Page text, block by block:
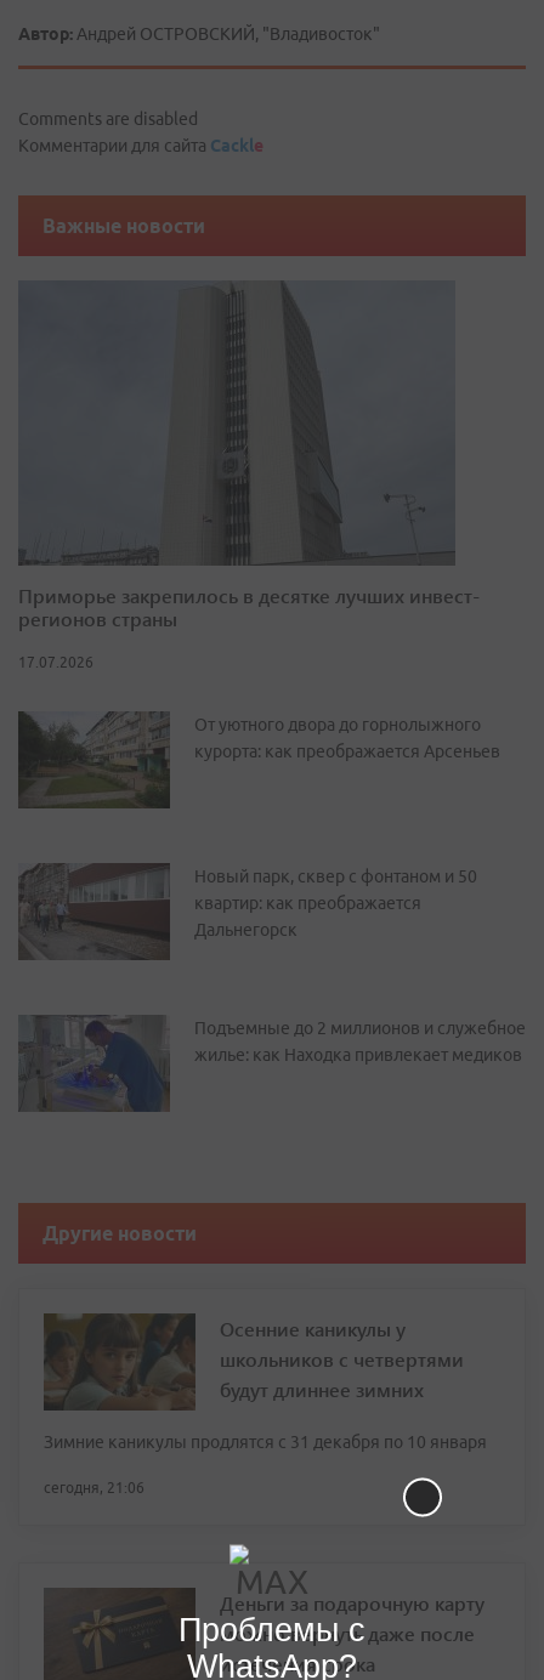
Автор: Андрей ОСТРОВСКИЙ, "Владивосток"
Comments are disabled
Комментарии для сайта Cackle
Важные новости
Приморье закрепилось в десятке лучших инвест-
регионов страны
17.07.2026
От уютного двора до горнолыжного
курорта: как преображается Арсеньев
Новый парк, сквер с фонтаном и 50
квартир: как преображается
Дальнегорск
Подъемные до 2 миллионов и служебное
жилье: как Находка привлекает медиков
Другие новости
Осенние каникулы у
школьников с четвертями
будут длиннее зимних
Зимние каникулы продлятся с 31 декабря по 10 января
сегодня, 21:06
Деньги за подарочную карту
можно вернуть даже после
истечения срока
Проблемы с
WhatsApp?